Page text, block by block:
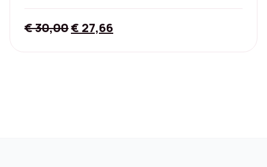
€30,00Original
€ 27,66